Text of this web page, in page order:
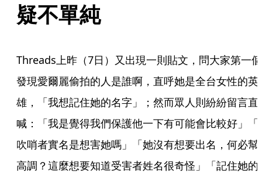
疑不單純
Threads上昨（7日）又出現一則貼文，問大家第一個
發現愛爾麗偷拍的人是誰啊，直呼她是全台女性的英
雄，「我想記住她的名字」；然而眾人則紛紛留言直
喊：「我是覺得我們保護他一下有可能會比較好」「
吹哨者實名是想害她嗎」「她沒有想要出名，何必幫
高調？這麼想要知道受害者姓名很奇怪」「記住她的